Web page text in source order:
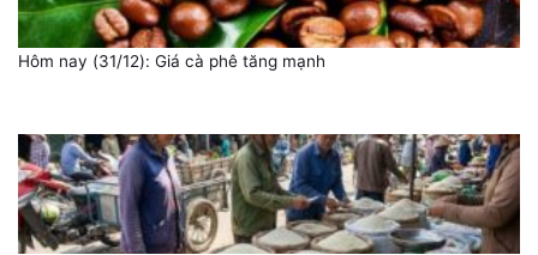
Hôm nay (31/12): Giá cà phê tăng mạnh